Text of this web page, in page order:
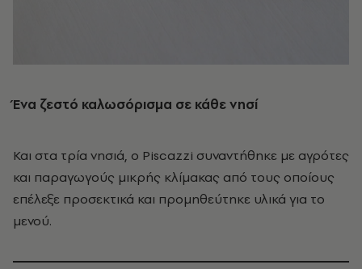
Ένα ζεστό καλωσόρισμα σε κάθε νησί
Και στα τρία νησιά, ο Piscazzi συναντήθηκε με αγρότες
και παραγωγούς μικρής κλίμακας από τους οποίους
επέλεξε προσεκτικά και προμηθεύτηκε υλικά για το
μενού.